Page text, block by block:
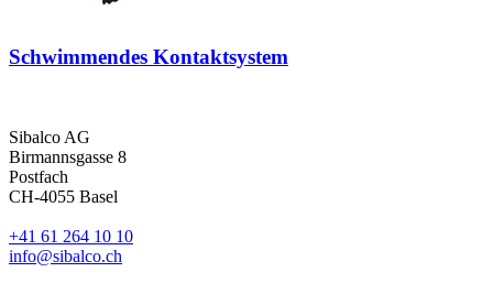
Schwimmendes Kontaktsystem
Sibalco AG
Birmannsgasse 8
Postfach
CH-4055 Basel
+41 61 264 10 10
info@sibalco.ch